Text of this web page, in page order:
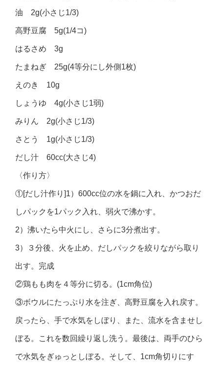
油 2g(小さじ1/3)
高野豆腐 5g(1/4コ)
はるさめ 3g
たまねぎ 25g(4等分にし外側1枚)
えのき 10g
しょうゆ 4g(小さじ1弱)
みりん 2g(小さじ1/3)
さとう 1g(小さじ1/3)
だし汁 60cc(大さじ4)
〈作り方〉
①[だし汁作り]1）600cc位の水を鍋に入れ、かつおだ
しパックを1パック入れ、弱火で沸かす。
2）沸いたら中火にし、さらに3分煮出す。
3）３分後、火を止め、だしパックを絞りながら取り
出す。完成
②鶏もも肉を４等分に切る。(1cm角位)
③ボウルにたっぷり水を注ぎ、高野豆腐を入れ戻す。
戻ったら、手で水気をしぼり、また、流水を含ませし
ぼる。これを数回繰り返し洗う。最後は、両手のひら
で水気をぎゅっとしぼる。そして、1cm角切りにす